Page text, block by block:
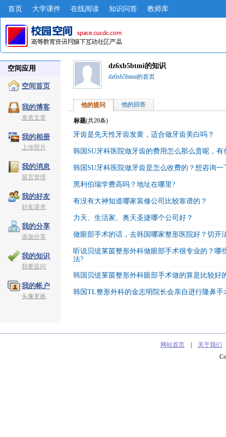
首页 大学课件 在线阅读 知识问答 教师库
空间应用
空间首页
我的博客
发表文章
我的相册
上传照片
我的消息
留言管理
我的好友
好友请求
我的分享
添加分享
我的知识
我要提问
我的帐户
头像更换
dz6xb5btmi的知识
dz6xb5btmi的首页
他的提问 他的回答
标题(共20条)
牙齿是先天性牙齿发黄，适合做牙齿美白吗？
韩国SU牙科医院做牙齿的费用怎么那么贵呢，
韩国SU牙科医院做牙齿是怎么收费的？想咨询一
黑利伯瑞学费高吗？地址在哪里?
有没有大神知道哪家装修公司比较靠谱的？
力天、生活家、奥天圣捷哪个公司好？
做眼部手术的话，去韩国哪家整形医院好？切开
听说贝缇莱茵整形外科做眼部手术很专业的？哪
法?
韩国贝缇莱茵整形外科眼部手术做的算是比较好
韩国TL整形外科的金志明院长会亲自进行隆鼻手
网站首页 关于我们